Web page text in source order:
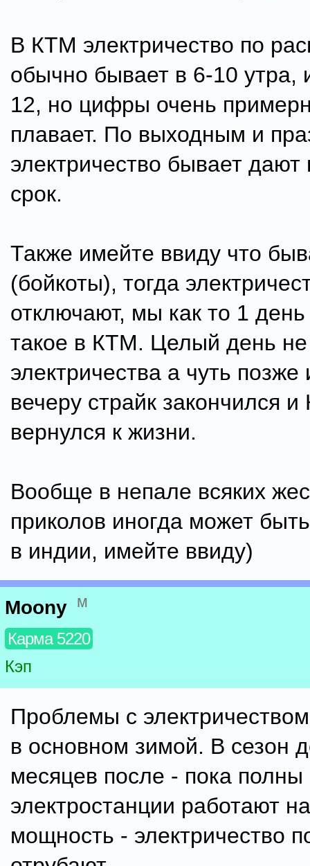
В КТМ электричество по
обычно бывает в 6-10 утра,
12, но цифры очень
плавает. По выходным и
электричество бывает
срок.
Также имейте ввиду что
(бойкоты), тогда
отключают, мы как то 1 день
такое в КТМ. Целый день
электричества а чуть
вечеру страйк закончился
вернулся к жизни.
Вообще в непале всяких
приколов иногда может
в индии, имейте ввиду)
Moony м
Карма 5220
Кэп
Проблемы с
в основном зимой. В сезон
месяцев после - пока полны
электростанции работают
мощность - электричество